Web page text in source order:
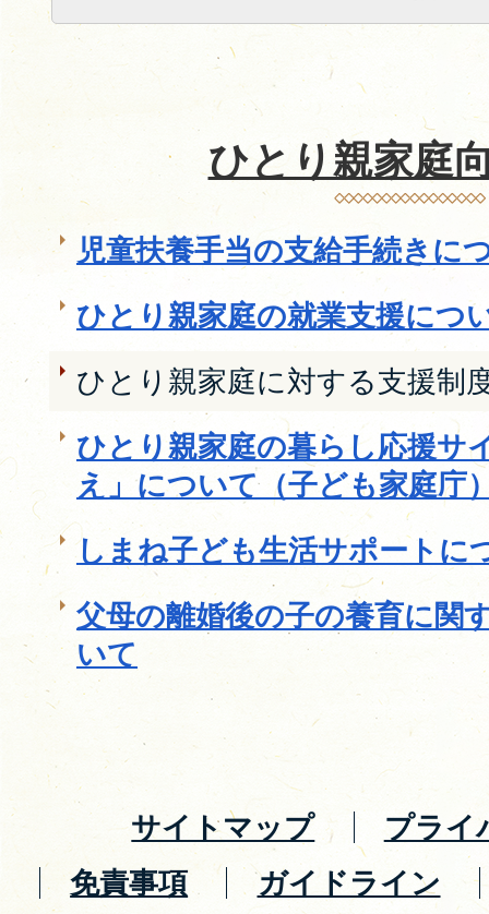
ひとり親家庭
児童扶養手当の支給手続きに
ひとり親家庭の就業支援につ
ひとり親家庭に対する支援制
ひとり親家庭の暮らし応援サ
え」について（子ども家庭庁
しまね子ども生活サポートに
父母の離婚後の子の養育に関
いて
サイトマップ
プライ
免責事項
ガイドライン